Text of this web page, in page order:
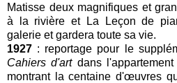
Matisse deux magnifiques et
à la rivière et La Leçon de
galerie et gardera toute sa vie.
1927 : reportage pour le
Cahiers d'art dans
montrant la centaine d'œuvres